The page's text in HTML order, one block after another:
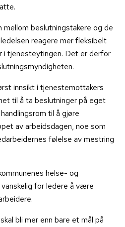
mellom beslutningstakere og de
reagere mer fleksibelt
i tjenesteytingen. Det er derfor
innsikt i tjenestemottakers
til å ta beslutninger på eget
til å gjøre
av arbeidsdagen, noe som
følelse av mestring
helse- og
for ledere å være
skal bli mer enn bare et mål på